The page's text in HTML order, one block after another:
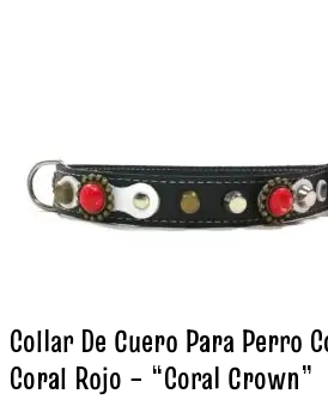
Collar De Cuero Para Perro
Coral Rojo – “Coral Crown”